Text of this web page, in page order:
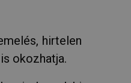
hirtelen
okozhatja.